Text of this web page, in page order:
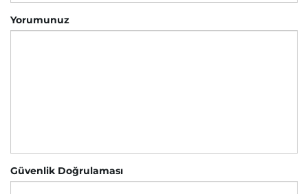
Yorumunuz
Güvenlik Doğrulaması